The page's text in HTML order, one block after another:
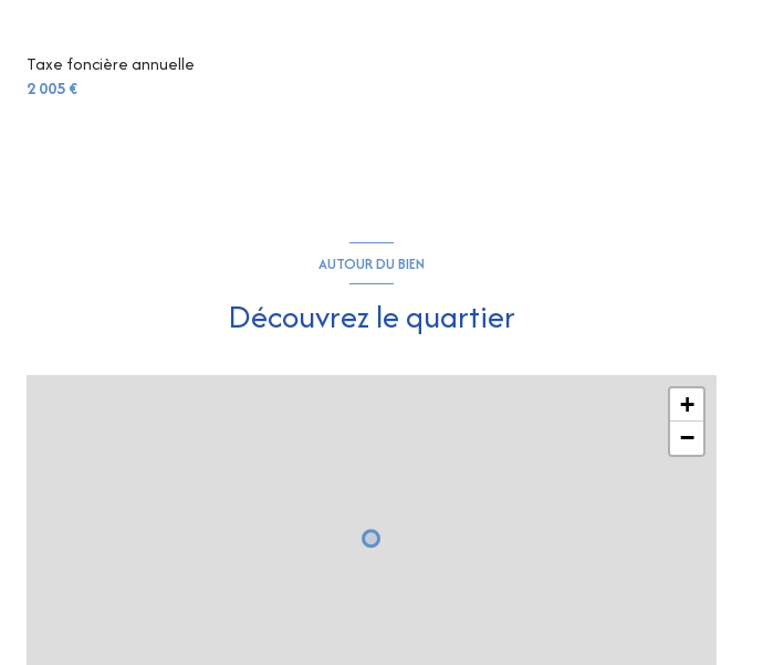
Taxe foncière annuelle
2 005 €
AUTOUR DU BIEN
Découvrez le quartier
+
−